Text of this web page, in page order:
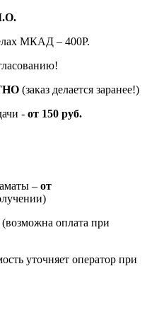
МКАД – 400Р.
(заказ делается заранее!)
- от 150 руб.
– от
(возможна оплата при
уточняет оператор при